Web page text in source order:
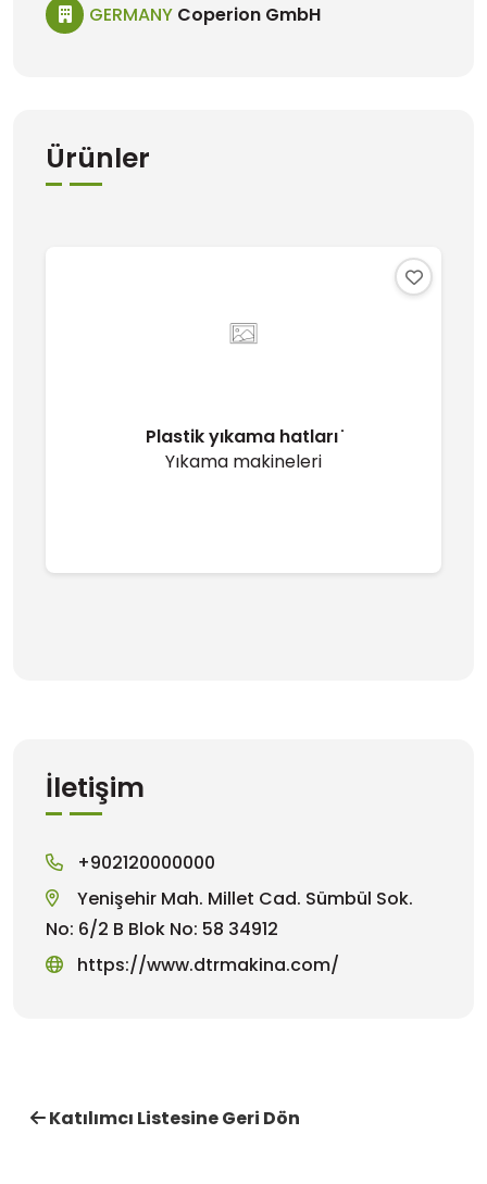
GERMANY Coperion GmbH
Ürünler
Plastik yıkama hatları ̇
Yıkama makineleri
İletişim
+902120000000
Yenişehir Mah. Millet Cad. Sümbül Sok.
No: 6/2 B Blok No: 58 34912
https://www.dtrmakina.com/
Katılımcı Listesine Geri Dön